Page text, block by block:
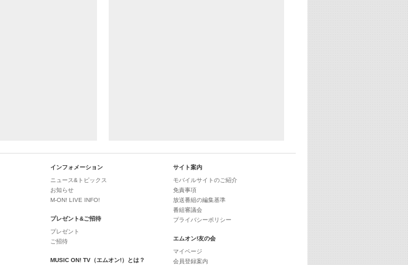
インフォメーション
ニュース&トピックス
お知らせ
M-ON! LIVE INFO!
プレゼント&ご招待
プレゼント
ご招待
MUSIC ON! TV（エムオン!）とは？
サイト案内
モバイルサイトのご紹介
免責事項
放送番組の編集基準
番組審議会
プライバシーポリシー
エムオン!友の会
マイページ
会員登録案内